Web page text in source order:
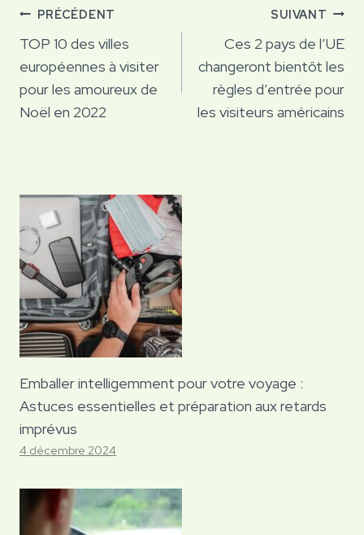
Navigation
de
l’article
PRÉCÉDENT
TOP 10 des villes
européennes à visiter
pour les amoureux de
Noël en 2022
SUIVANT
Ces 2 pays de l’UE
changeront bientôt les
règles d’entrée pour
les visiteurs américains
Emballer intelligemment pour votre voyage :
Astuces essentielles et préparation aux retards
imprévus
4 décembre 2024